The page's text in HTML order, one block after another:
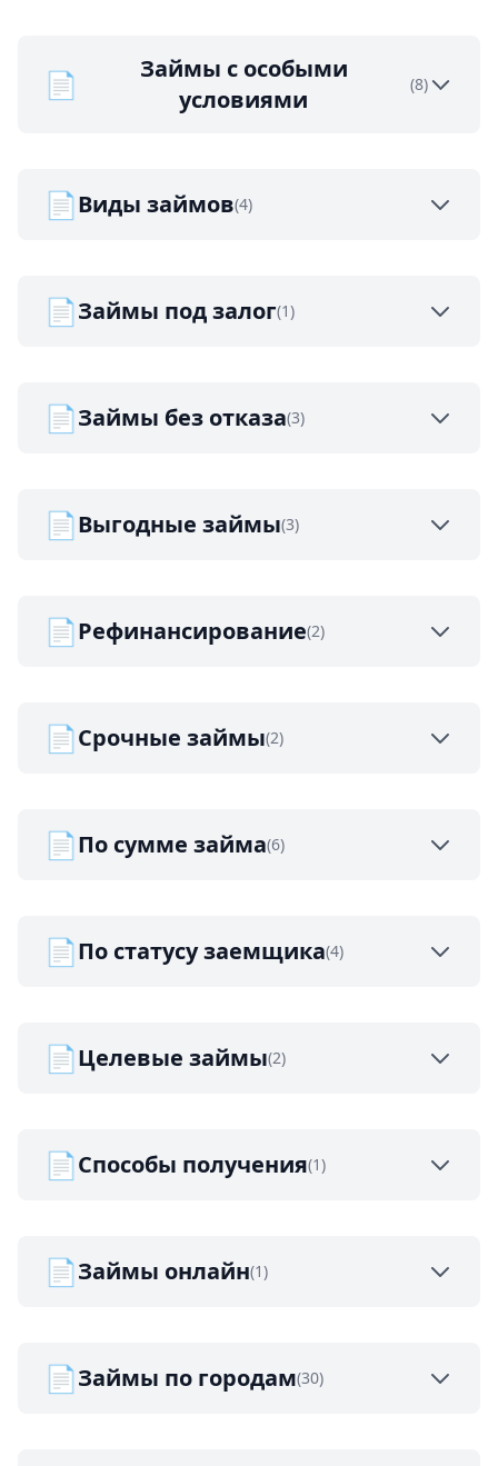
📄
Займы с особыми
условиями
(8)
📄Виды займов(4)
📄Займы под залог(1)
📄Займы без отказа(3)
📄Выгодные займы(3)
📄Рефинансирование(2)
📄Срочные займы(2)
📄По сумме займа(6)
📄По статусу заемщика(4)
📄Целевые займы(2)
📄Способы получения(1)
📄Займы онлайн(1)
📄Займы по городам(30)